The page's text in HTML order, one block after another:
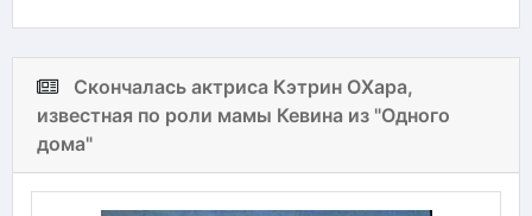
Скончалась актриса Кэтрин ОХара,
известная по роли мамы Кевина из "Одного
дома"